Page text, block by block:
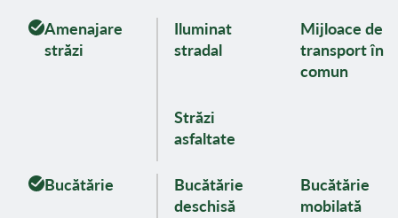
Amenajare
străzi
Iluminat
stradal
Mijloace de
transport în
comun
Străzi
asfaltate
Bucătărie
Bucătărie
deschisă
Bucătărie
mobilată